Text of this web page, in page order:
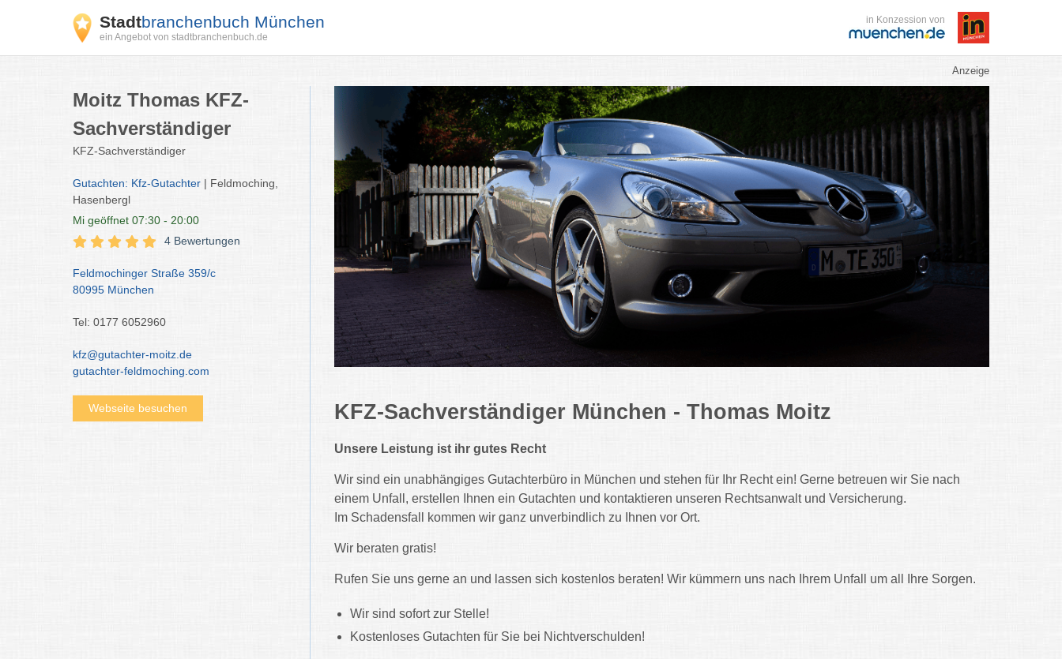
Stadtbranchenbuch München
ein Angebot von stadtbranchenbuch.de
in Konzession von
Anzeige
Moitz Thomas KFZ-
Sachverständiger
KFZ-Sachverständiger
Gutachten: Kfz-Gutachter | Feldmoching,
Hasenbergl
Mi geöffnet 07:30 - 20:00
4 Bewertungen
Feldmochinger Straße 359/c
80995 München
Tel: 0177 6052960
kfz@gutachter-moitz.de
gutachter-feldmoching.com
Webseite besuchen KFZ-Sachverständiger München - Thomas Moitz
Unsere Leistung ist ihr gutes Recht
Wir sind ein unabhängiges Gutachterbüro in München und stehen für Ihr Recht ein! Gerne betreuen wir Sie nach
einem Unfall, erstellen Ihnen ein Gutachten und kontaktieren unseren Rechtsanwalt und Versicherung.
Im Schadensfall kommen wir ganz unverbindlich zu Ihnen vor Ort.
Wir beraten gratis!
Rufen Sie uns gerne an und lassen sich kostenlos beraten! Wir kümmern uns nach Ihrem Unfall um all Ihre Sorgen.
Wir sind sofort zur Stelle!
Kostenloses Gutachten für Sie bei Nichtverschulden!